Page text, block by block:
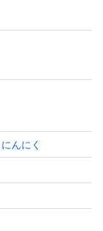
意です
業者の仕入れ購
いです。
方は 表示され
、JAS識別コー
にんにく